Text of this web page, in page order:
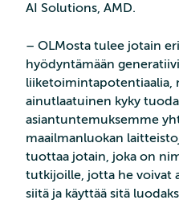
AI Solutions, AMD.
– OLMosta tulee jotain
hyödyntämään
liiketoimintapotentiaalia,
ainutlaatuinen kyky
asiantuntemuksemme
maailmanluokan
tuottaa jotain, joka on
tutkijoille, jotta he voivat
siitä ja käyttää sitä